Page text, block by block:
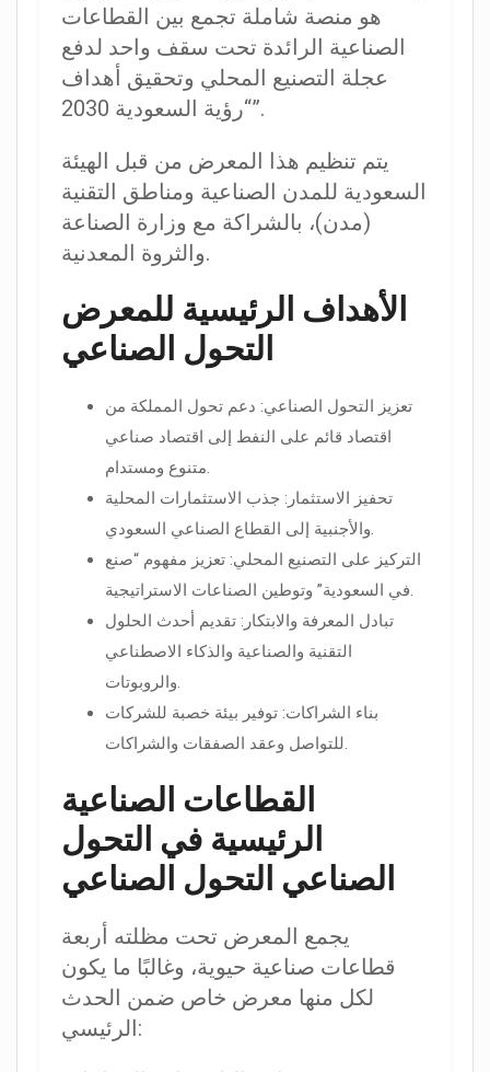
هو منصة شاملة تجمع بين القطاعات
الصناعية الرائدة تحت سقف واحد لدفع
عجلة التصنيع المحلي وتحقيق أهداف
“رؤية السعودية 2030”.
يتم تنظيم هذا المعرض من قبل الهيئة
السعودية للمدن الصناعية ومناطق التقنية
(مدن)، بالشراكة مع وزارة الصناعة
والثروة المعدنية.
الأهداف الرئيسية للمعرض
التحول الصناعي
تعزيز التحول الصناعي: دعم تحول المملكة من
اقتصاد قائم على النفط إلى اقتصاد صناعي
متنوع ومستدام.
تحفيز الاستثمار: جذب الاستثمارات المحلية
والأجنبية إلى القطاع الصناعي السعودي.
التركيز على التصنيع المحلي: تعزيز مفهوم “صنع
في السعودية” وتوطين الصناعات الاستراتيجية.
تبادل المعرفة والابتكار: تقديم أحدث الحلول
التقنية والصناعية والذكاء الاصطناعي
والروبوتات.
بناء الشراكات: توفير بيئة خصبة للشركات
للتواصل وعقد الصفقات والشراكات.
القطاعات الصناعية
الرئيسية في التحول
الصناعي التحول الصناعي
يجمع المعرض تحت مظلته أربعة
قطاعات صناعية حيوية، وغالبًا ما يكون
لكل منها معرض خاص ضمن الحدث
الرئيسي: